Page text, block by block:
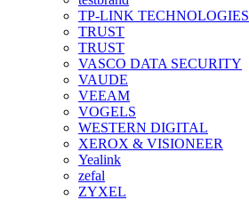
TP-LINK TECHNOLOGIES
TRUST
TRUST
VASCO DATA SECURITY
VAUDE
VEEAM
VOGELS
WESTERN DIGITAL
XEROX & VISIONEER
Yealink
zefal
ZYXEL